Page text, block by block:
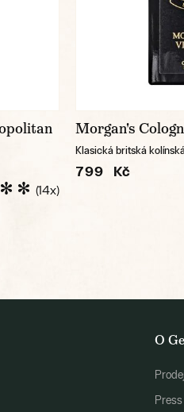
(14x)
Morgan's
Klasická britská
799 Kč
O
Press